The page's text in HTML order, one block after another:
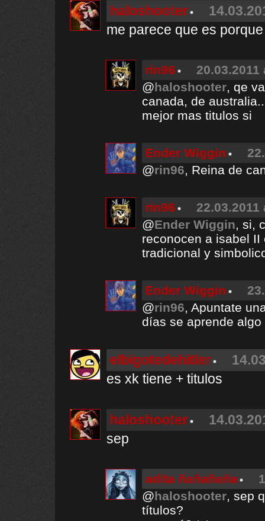
haloshooter
me parece que es
rin96
@haloshooter, qe
canada, de
mejor mas titulos si
Ender Wiggin
@rin96, Reina de
rin96
@Ender Wiggin, si,
reconocen a isabel
tradicional y
Ender Wiggin
@rin96, Apuntate
días se aprende algo
elbigotedehitler
es xk tiene + titulos
haloshooter
sep
adita ñañañaña
@haloshooter, sep
títulos?